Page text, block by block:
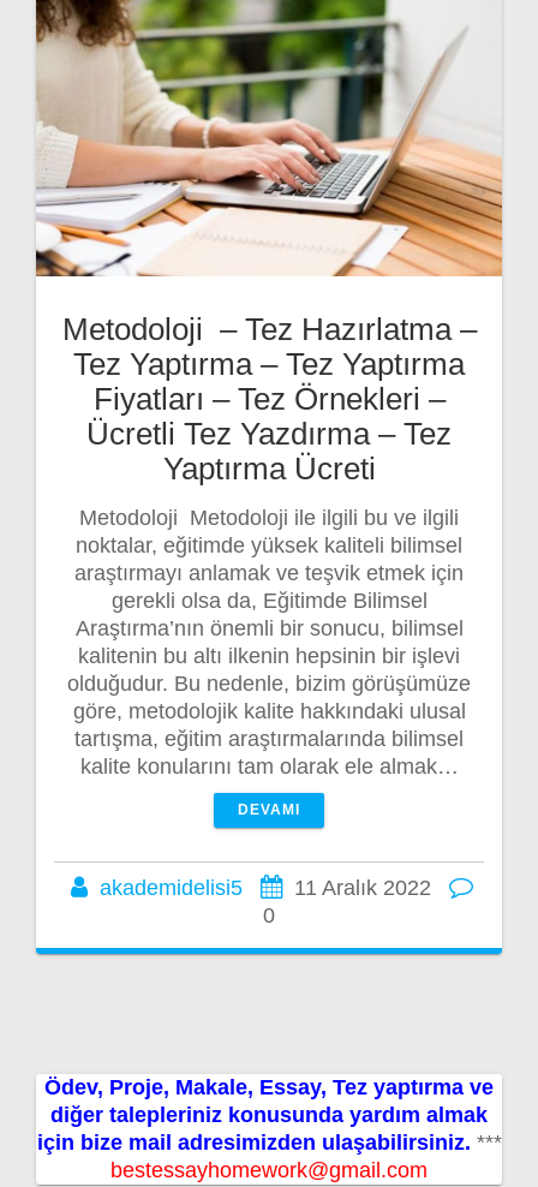
Metodoloji – Tez Hazırlatma –
Tez Yaptırma – Tez Yaptırma
Fiyatları – Tez Örnekleri –
Ücretli Tez Yazdırma – Tez
Yaptırma Ücreti
Metodoloji Metodoloji ile ilgili bu ve ilgili
noktalar, eğitimde yüksek kaliteli bilimsel
araştırmayı anlamak ve teşvik etmek için
gerekli olsa da, Eğitimde Bilimsel
Araştırma’nın önemli bir sonucu, bilimsel
kalitenin bu altı ilkenin hepsinin bir işlevi
olduğudur. Bu nedenle, bizim görüşümüze
göre, metodolojik kalite hakkındaki ulusal
tartışma, eğitim araştırmalarında bilimsel
kalite konularını tam olarak ele almak…
DEVAMI
akademidelisi5
11 Aralık 2022
0
Ödev, Proje, Makale, Essay, Tez yaptırma ve
diğer talepleriniz konusunda yardım almak
için bize mail adresimizden ulaşabilirsiniz. ***
bestessayhomework@gmail.com